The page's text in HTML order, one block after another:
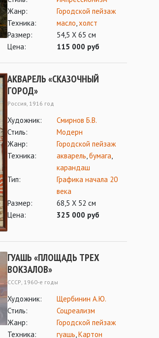
Жанр:
Городской пейзаж
Техника:
масло,холст
Размер:
54,5 Х 65 см
Цена:
115 000 руб
АКВАРЕЛЬ «СКАЗОЧНЫЙ
ГОРОД»
Россия, 1916 год
Художник:
Смирнов Б.В.
Стиль:
Модерн
Жанр:
Городской пейзаж
Техника:
акварель,бумага,
карандаш
Тип:
Графика начала 20
века
Размер:
68,5 Х 52 см
Цена:
325 000 руб
ГУАШЬ «ПЛОЩАДЬ ТРЕХ
ВОКЗАЛОВ»
СССР, 1960-е годы
Художник:
Щербинин А.Ю.
Стиль:
Соцреализм
Жанр:
Городской пейзаж
Техника:
гуашь,Картон